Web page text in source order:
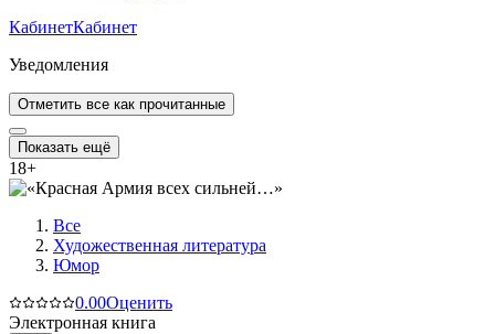
КабинетКабинет
Уведомления
Отметить все как прочитанные
Показать ещё
18+
Все
Художественная литература
Юмор
0.00Оценить
Электронная книга